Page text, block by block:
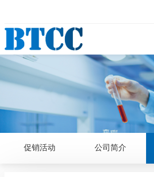
促销活动 公司简介